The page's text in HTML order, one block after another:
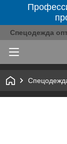
Спецодежда